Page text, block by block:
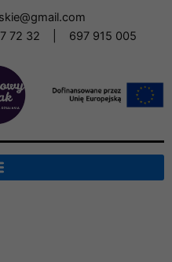
72 32 697 915 005